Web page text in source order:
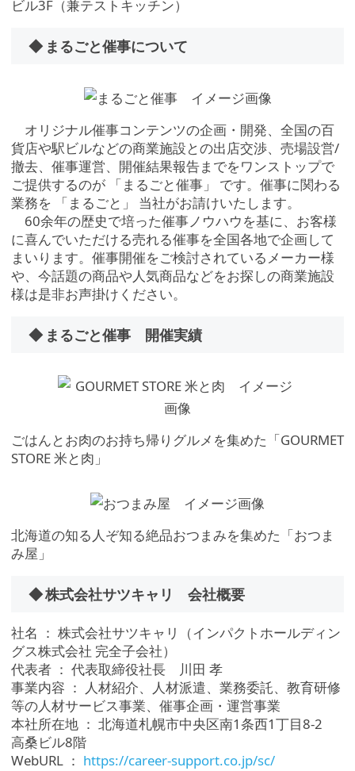
ビル3F（兼テストキッチン）
◆ まるごと催事について
オリジナル催事コンテンツの企画・開発、全国の百
貨店や駅ビルなどの商業施設との出店交渉、売場設営/
撤去、催事運営、開催結果報告までをワンストップで
ご提供するのが 「まるごと催事」 です。催事に関わる
業務を 「まるごと」 当社がお請けいたします。
60余年の歴史で培った催事ノウハウを基に、お客様
に喜んでいただける売れる催事を全国各地で企画して
まいります。催事開催をご検討されているメーカー様
や、今話題の商品や人気商品などをお探しの商業施設
様は是非お声掛けください。
◆ まるごと催事 開催実績
ごはんとお肉のお持ち帰りグルメを集めた「GOURMET
STORE 米と肉」
北海道の知る人ぞ知る絶品おつまみを集めた「おつま
み屋」
◆ 株式会社サツキャリ 会社概要
社名 ： 株式会社サツキャリ（インパクトホールディン
グス株式会社 完全子会社）
代表者 ： 代表取締役社長 川田 孝
事業内容 ： 人材紹介、人材派遣、業務委託、教育研修
等の人材サービス事業、催事企画・運営事業
本社所在地 ： 北海道札幌市中央区南1条西1丁目8-2
高桑ビル8階
WebURL ： https://career-support.co.jp/sc/